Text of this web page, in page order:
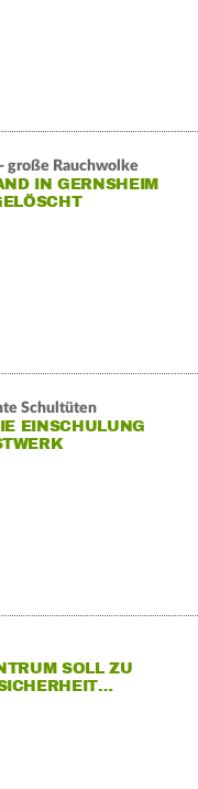
große Rauchwolke
IN GERNSHEIM E
Schultüten
EINSCHULUNG
SOLL ZU